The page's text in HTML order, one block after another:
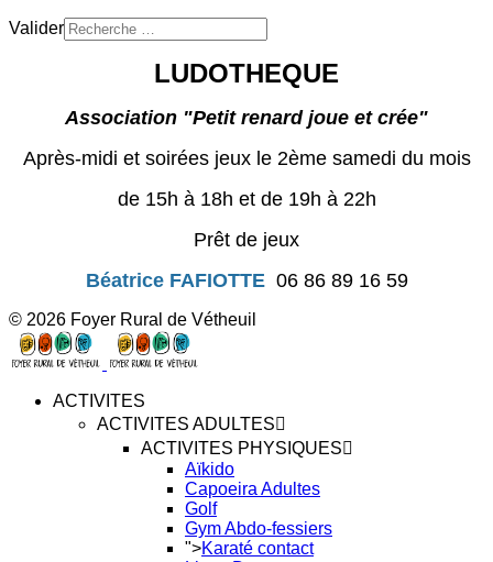
Valider
LUDOTHEQUE
Association "Petit renard joue et crée"
Après-midi et soirées jeux le 2ème samedi du mois
de 15h à 18h et de 19h à 22h
Prêt de jeux
Béatrice FAFIOTTE 06 86 89 16 59
© 2026 Foyer Rural de Vétheuil
ACTIVITES
ACTIVITES ADULTES
ACTIVITES PHYSIQUES
Aïkido
Capoeira Adultes
Golf
Gym Abdo-fessiers
">Karaté contact